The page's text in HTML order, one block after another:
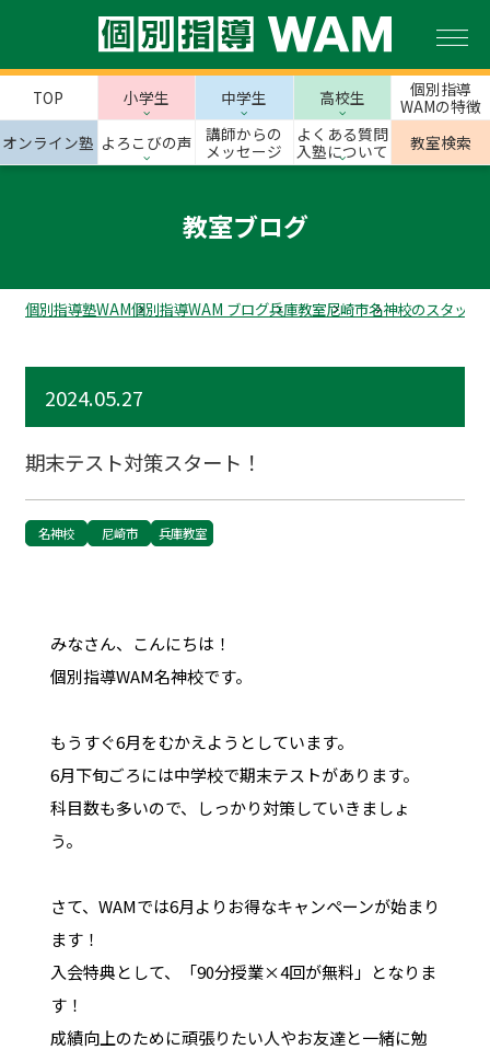
TOP 小学生 中学生 高校生
個別指導
WAMの特徴
オンライン塾 よろこびの声
講師からの
メッセージ
よくある質問
入塾について
教室検索
教室ブログ
個別指導塾WAM個別指導WAM ブログ兵庫教室尼崎市名神校のスタッフ
2024.05.27
期末テスト対策スタート！
名神校 尼崎市 兵庫教室
みなさん、こんにちは！
個別指導WAM名神校です。
もうすぐ6月をむかえようとしています。
6月下旬ごろには中学校で期末テストがあります。
科目数も多いので、しっかり対策していきましょ
う。
さて、WAMでは6月よりお得なキャンペーンが始まり
ます！
入会特典として、「90分授業×4回が無料」となりま
す！
成績向上のために頑張りたい人やお友達と一緒に勉